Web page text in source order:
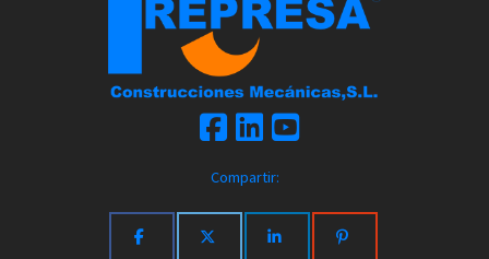
Compartir: